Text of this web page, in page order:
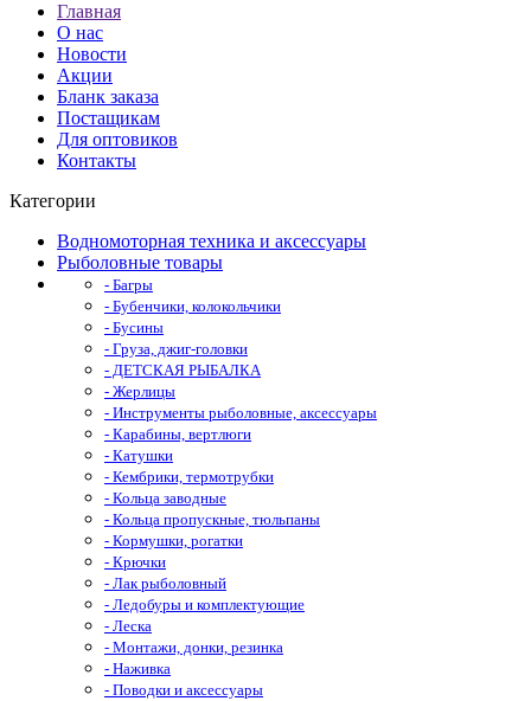
Главная
О нас
Новости
Акции
Бланк заказа
Постащикам
Для оптовиков
Контакты
Категории
Водномоторная техника и аксессуары
Рыболовные товары
- Багры
- Бубенчики, колокольчики
- Бусины
- Груза, джиг-головки
- ДЕТСКАЯ РЫБАЛКА
- Жерлицы
- Инструменты рыболовные, аксессуары
- Карабины, вертлюги
- Катушки
- Кембрики, термотрубки
- Кольца заводные
- Кольца пропускные, тюльпаны
- Кормушки, рогатки
- Крючки
- Лак рыболовный
- Ледобуры и комплектующие
- Леска
- Монтажи, донки, резинка
- Наживка
- Поводки и аксессуары